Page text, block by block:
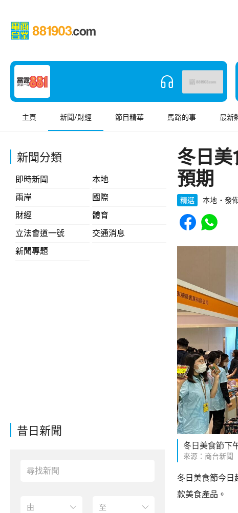
主頁 新聞/財經 節目精華 馬路的事 最新
新聞分類
即時新聞
本地
兩岸
國際
財經
體育
立法會道一號
交通消息
新聞專題
昔日新聞
冬日
預期
精選 本地 發
Share to Facebook
Share to
冬日美食節下
來源：商台新聞
冬日美食節今日
款美食產品。